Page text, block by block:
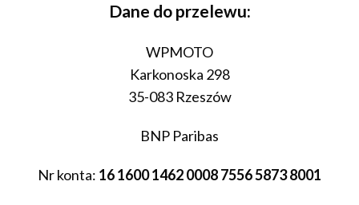
Dane do przelewu:
WPMOTO
Karkonoska 298
35-083 Rzeszów
BNP Paribas
Nr konta: 16 1600 1462 0008 7556 5873 8001